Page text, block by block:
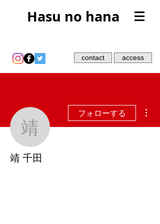
Hasu no hana
contact access
靖 千田
フォローする
靖 千田